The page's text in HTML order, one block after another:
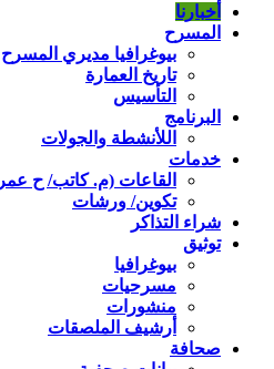
أخبارنا
المسرح
بيوغرافيا مديري المسرح
تاريخ العمارة
التأسيس
البرنامج
اللأنشطة والجولات
خدمات
القاعات (م. كاتب/ ح
تكوين/ ورشات
شراء التذاكر
توثيق
بيوغرافيا
مسرحيات
منشورات
أرشيف الملصقات
صحافة